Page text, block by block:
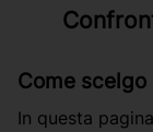
Come
In questa